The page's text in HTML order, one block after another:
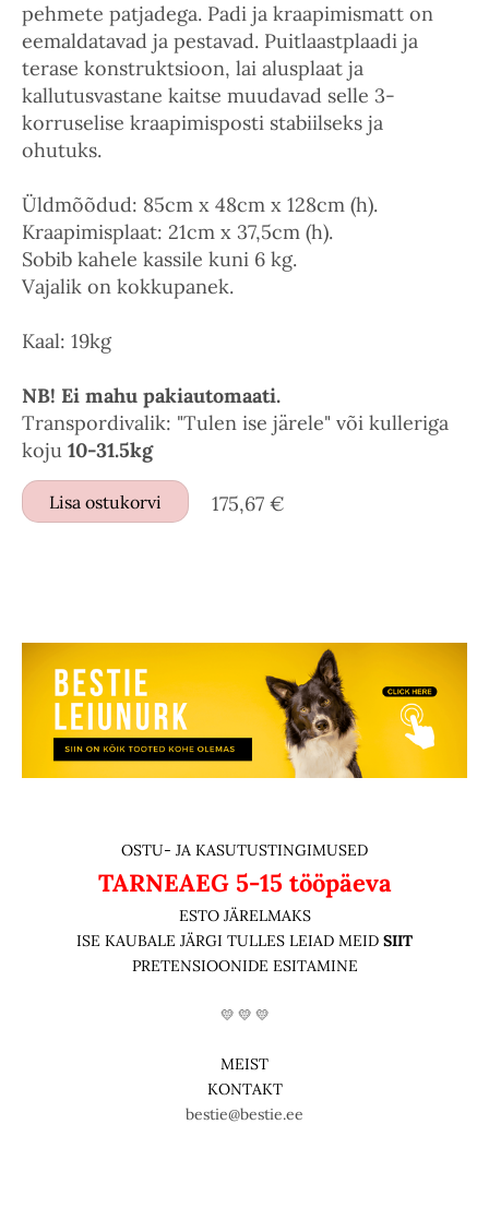
pehmete patjadega. Padi ja kraapimismatt on
eemaldatavad ja pestavad. Puitlaastplaadi ja
terase konstruktsioon, lai alusplaat ja
kallutusvastane kaitse muudavad selle 3-
korruselise kraapimisposti stabiilseks ja
ohutuks.
Üldmõõdud: 85cm x 48cm x 128cm (h).
Kraapimisplaat: 21cm x 37,5cm (h).
Sobib kahele kassile kuni 6 kg.
Vajalik on kokkupanek.
Kaal: 19kg
NB! Ei mahu pakiautomaati.
Transpordivalik: "Tulen ise järele" või kulleriga
koju 10-31.5kg
Lisa ostukorvi 175,67 €
OSTU- JA KASUTUSTINGIMUSED
TARNEAEG 5-15 tööpäeva
ESTO JÄRELMAKS
ISE KAUBALE JÄRGI TULLES LEIAD MEID SIIT
PRETENSIOONIDE ESITAMINE
💛 💛 💛
MEIST
KONTAKT
bestie@bestie.ee